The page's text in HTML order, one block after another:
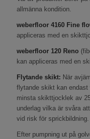
allmänna kondition.
weberfloor 4160 Fine
appliceras med en
weberfloor 120 Reno
kan appliceras med en
Flytande skikt: När
flytande skikt kan endast
minsta skikttjocklek av
underlag vilka är svåra
vid risk för sprickbildning.
Efter pumpning ut på